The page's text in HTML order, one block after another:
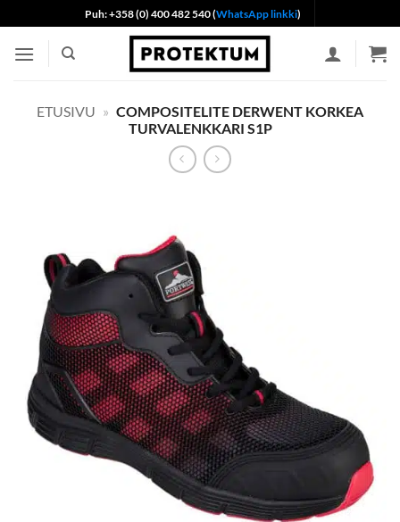
to
content
Puh: +358 (0) 400 482 540 (WhatsApp linkki)
ETUSIVU » COMPOSITELITE DERWENT KORKEA
TURVALENKKARI S1P